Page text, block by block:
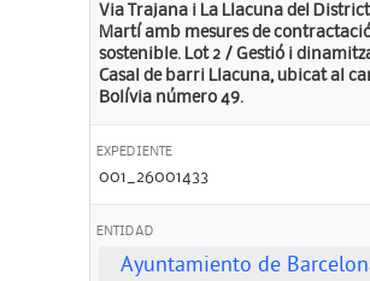
Via Trajana i La Llacuna del
Martí amb mesures de
sostenible. Lot 2 / Gestió i
Casal de barri Llacuna, ubicat al
Bolívia número 49.
EXPEDIENTE
001_26001433
ENTIDAD
Ayuntamiento de